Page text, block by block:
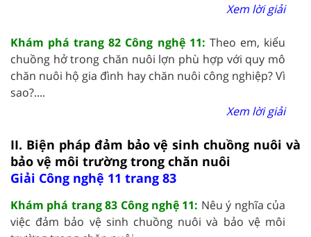
Xem lời giải
Khám phá trang 82 Công nghệ 11: Theo em, kiểu
chuồng hở trong chăn nuôi lợn phù hợp với quy mô
chăn nuôi hộ gia đình hay chăn nuôi công nghiệp? Vì
sao?....
Xem lời giải
II. Biện pháp đảm bảo vệ sinh chuồng nuôi và
bảo vệ môi trường trong chăn nuôi
Giải Công nghệ 11 trang 83
Khám phá trang 83 Công nghệ 11: Nêu ý nghĩa của
việc đảm bảo vệ sinh chuồng nuôi và bảo vệ môi